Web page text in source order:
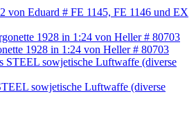
von Eduard # FE 1145, FE 1146 und EX
1928 in 1:24 von Heller # 80703
sowjetische Luftwaffe (diverse